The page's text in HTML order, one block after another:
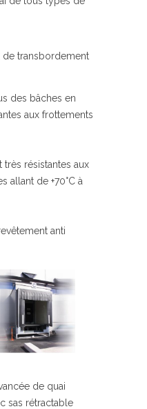
de transbordement
des bâches en
aux frottements
très résistantes aux
allant de +70°C à
anti
de quai
sas rétractable